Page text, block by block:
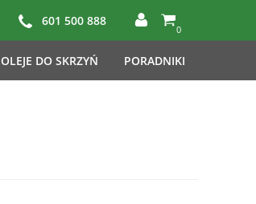
601 500 888
0
OLEJE DO SKRZYŃ PORADNIKI